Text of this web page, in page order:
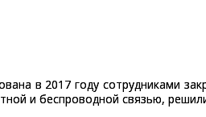
в 2017 году сотрудниками
и беспроводной связью,